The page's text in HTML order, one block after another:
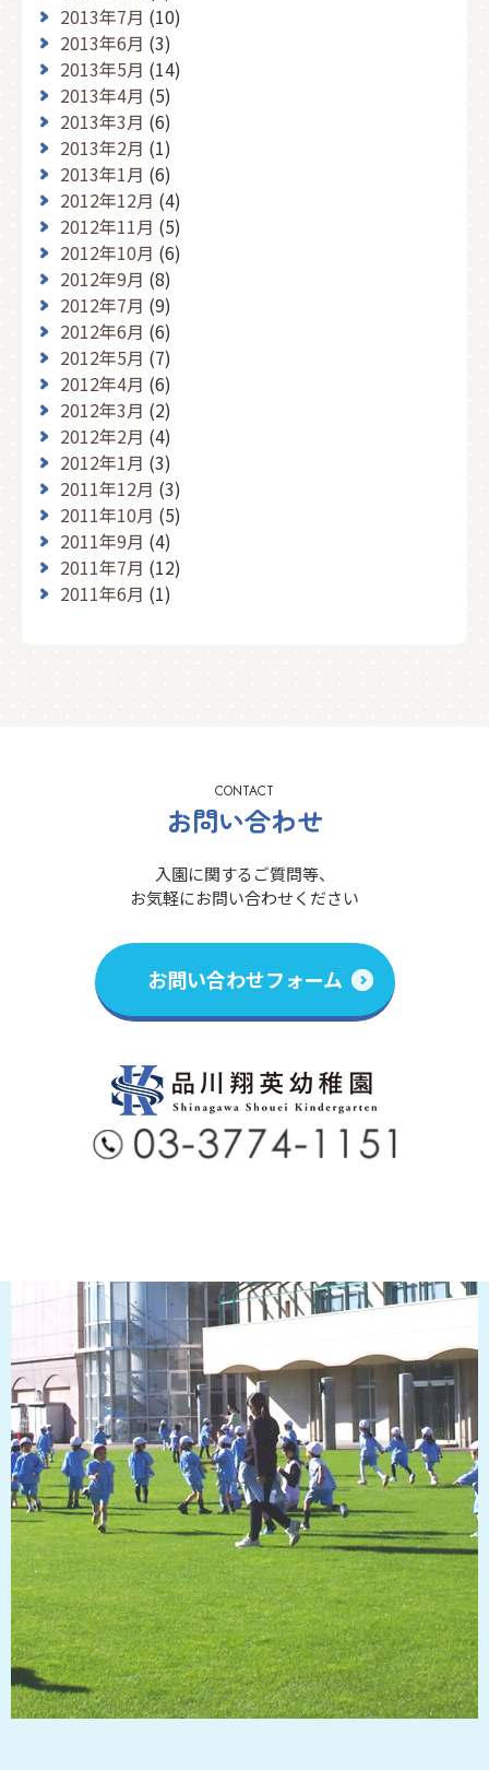
2013年7月 (10)
2013年6月 (3)
2013年5月 (14)
2013年4月 (5)
2013年3月 (6)
2013年2月 (1)
2013年1月 (6)
2012年12月 (4)
2012年11月 (5)
2012年10月 (6)
2012年9月 (8)
2012年7月 (9)
2012年6月 (6)
2012年5月 (7)
2012年4月 (6)
2012年3月 (2)
2012年2月 (4)
2012年1月 (3)
2011年12月 (3)
2011年10月 (5)
2011年9月 (4)
2011年7月 (12)
2011年6月 (1)
CONTACT
お問い合わせ
入園に関するご質問等、
お気軽にお問い合わせください
お問い合わせフォーム